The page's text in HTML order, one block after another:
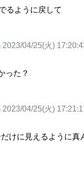
るように戻して
2023/04/25(火)
った？
2023/04/25(火)
けに見えるように真